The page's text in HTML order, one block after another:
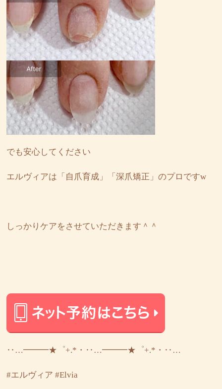
でも安心してください
エルヴィアは「自爪育成」「深爪矯正」のプロですw
しっかりケアをさせていただきます＾＾
‥…━━━★゜+.*・‥…━━━★゜+.*・‥…
#エルヴィア #Elvia